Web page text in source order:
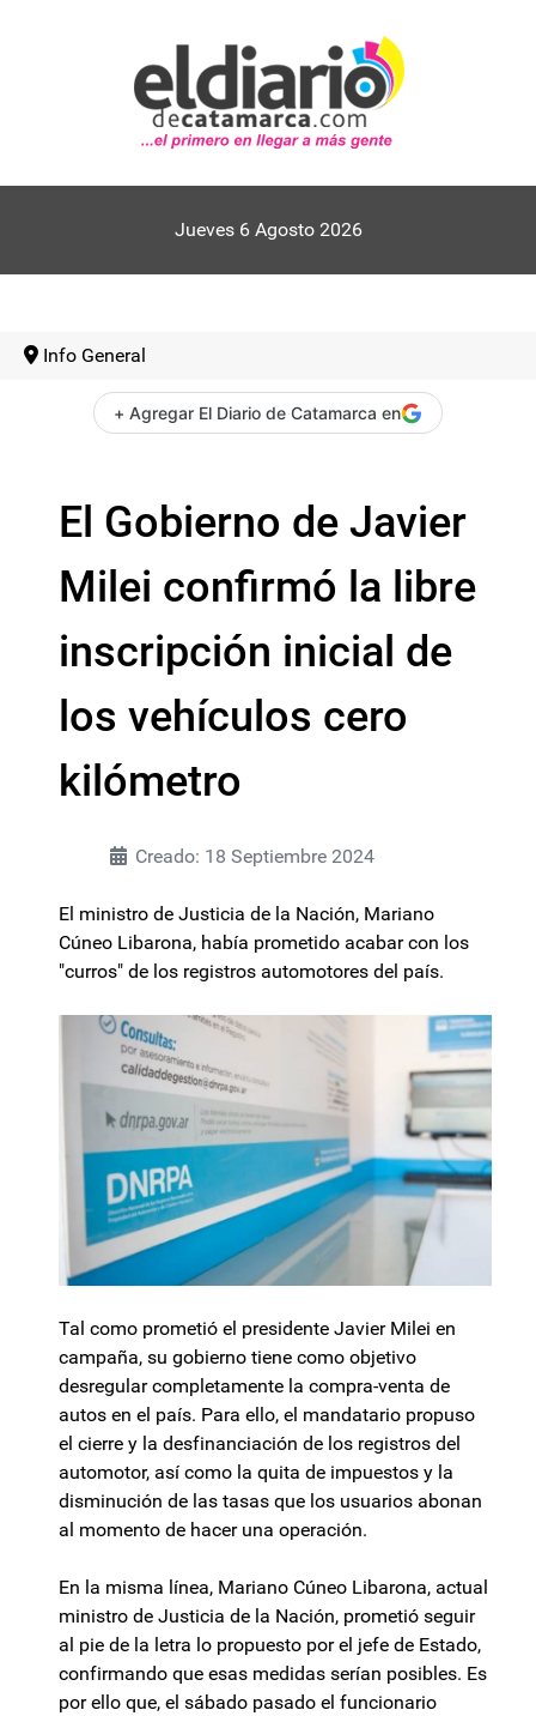
Jueves 6 Agosto 2026
Info General
+ Agregar El Diario de Catamarca en
El Gobierno de Javier
Milei confirmó la libre
inscripción inicial de
los vehículos cero
kilómetro
Creado: 18 Septiembre 2024
El ministro de Justicia de la Nación, Mariano
Cúneo Libarona, había prometido acabar con los
"curros" de los registros automotores del país.
Tal como prometió el presidente Javier Milei en
campaña, su gobierno tiene como objetivo
desregular completamente la compra-venta de
autos en el país. Para ello, el mandatario propuso
el cierre y la desfinanciación de los registros del
automotor, así como la quita de impuestos y la
disminución de las tasas que los usuarios abonan
al momento de hacer una operación.
En la misma línea, Mariano Cúneo Libarona, actual
ministro de Justicia de la Nación, prometió seguir
al pie de la letra lo propuesto por el jefe de Estado,
confirmando que esas medidas serían posibles. Es
por ello que, el sábado pasado el funcionario